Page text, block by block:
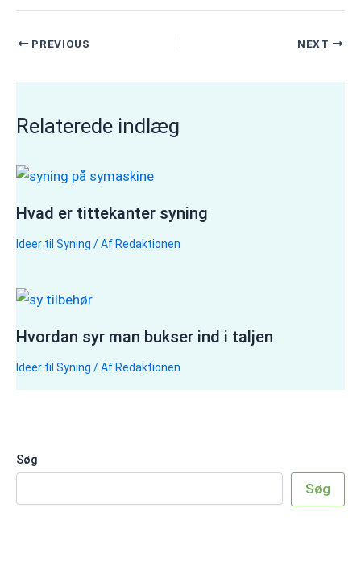
PREVIOUS NEXT
Relaterede indlæg
Hvad er tittekanter syning
Ideer til Syning / Af Redaktionen
Hvordan syr man bukser ind i taljen
Ideer til Syning / AfRedaktionen
Søg
Søg